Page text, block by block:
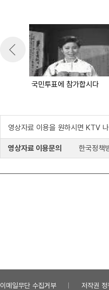
국민투표에 참가합시다
영상자료 이용을 원하시면 KTV
영상자료 이용문의 한국정책
이메일무단 수집거부 저작권 정